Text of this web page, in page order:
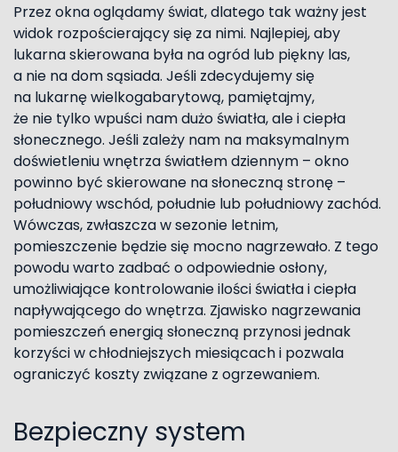
Przez okna oglądamy świat, dlatego tak ważny jest
widok rozpościerający się za nimi. Najlepiej, aby
lukarna skierowana była na ogród lub piękny las,
a nie na dom sąsiada. Jeśli zdecydujemy się
na lukarnę wielkogabarytową, pamiętajmy,
że nie tylko wpuści nam dużo światła, ale i ciepła
słonecznego. Jeśli zależy nam na maksymalnym
doświetleniu wnętrza światłem dziennym – okno
powinno być skierowane na słoneczną stronę –
południowy wschód, południe lub południowy zachód.
Wówczas, zwłaszcza w sezonie letnim,
pomieszczenie będzie się mocno nagrzewało. Z tego
powodu warto zadbać o odpowiednie osłony,
umożliwiające kontrolowanie ilości światła i ciepła
napływającego do wnętrza. Zjawisko nagrzewania
pomieszczeń energią słoneczną przynosi jednak
korzyści w chłodniejszych miesiącach i pozwala
ograniczyć koszty związane z ogrzewaniem.
Bezpieczny system